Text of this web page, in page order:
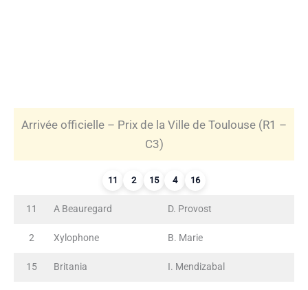
Arrivée officielle – Prix de la Ville de Toulouse (R1 –
C3)
11 2 15 4 16
11 A Beauregard D. Provost
2 Xylophone B. Marie
15 Britania I. Mendizabal